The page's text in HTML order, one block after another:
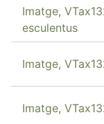
Imatge,
esculentus
Imatge,
Imatge,